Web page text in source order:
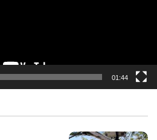
01:44